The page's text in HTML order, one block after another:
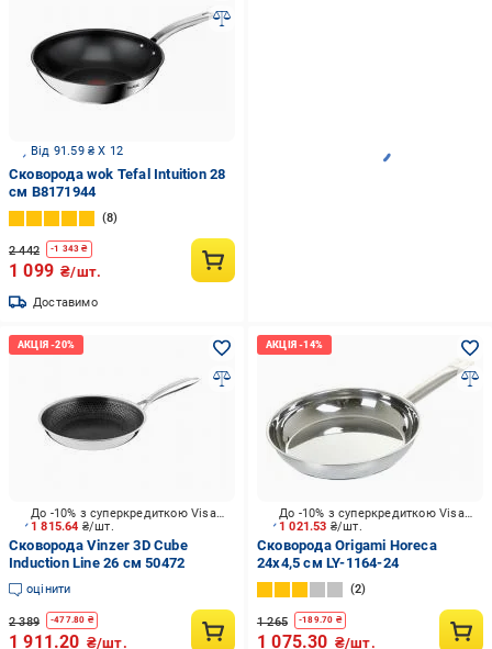
Від 91.59 ₴ X 12
Сковорода wok Tefal Intuition 28
cм B8171944
8
2 442 -1 343 ₴
1 099 ₴/шт.
Доставимо
1 815.64 ₴/шт.
До -10% з суперкредиткою Visa Вигода
Сковорода Vinzer 3D Cube
Induction Line 26 см 50472
оцінити
2 389 -477.80 ₴
1 911.20 ₴/шт.
1 021.53 ₴/шт.
До -10% з суперкредиткою Visa Вигода
Сковорода Origami Horeca
24х4,5 см LY-1164-24
2
1 265 -189.70 ₴
1 075.30 ₴/шт.